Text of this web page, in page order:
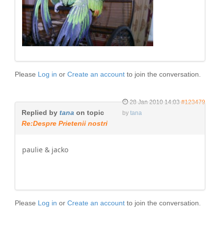
Please Log in or Create an account to join the conversation.
28 Jan 2010 14:03 #123479
by tana
Replied by tana on topic
Re:Despre Prietenii nostri
paulie & jacko
Please Log in or Create an account to join the conversation.